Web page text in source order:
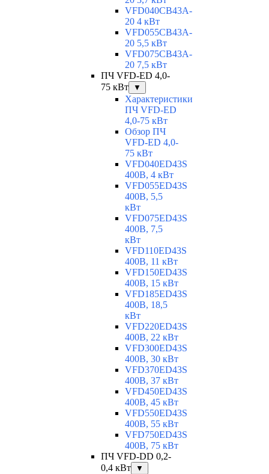
VFD040CB43A-
20 4 кВт
VFD055CB43A-
20 5,5 кВт
VFD075CB43A-
20 7,5 кВт
ПЧ VFD-ED 4,0-
75 кВт
▼
Характеристики
ПЧ VFD-ED
4,0-75 кВт
Обзор ПЧ
VFD-ED 4,0-
75 кВт
VFD040ED43S
400В, 4 кВт
VFD055ED43S
400В, 5,5
кВт
VFD075ED43S
400В, 7,5
кВт
VFD110ED43S
400В, 11 кВт
VFD150ED43S
400В, 15 кВт
VFD185ED43S
400В, 18,5
кВт
VFD220ED43S
400В, 22 кВт
VFD300ED43S
400В, 30 кВт
VFD370ED43S
400В, 37 кВт
VFD450ED43S
400В, 45 кВт
VFD550ED43S
400В, 55 кВт
VFD750ED43S
400В, 75 кВт
ПЧ VFD-DD 0,2-
0,4 кВт
▼